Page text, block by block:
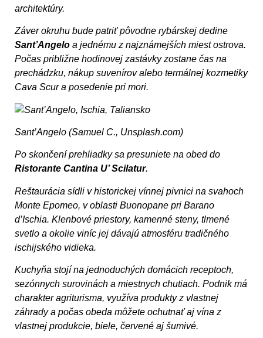
architektúry.
Záver okruhu bude patriť pôvodne rybárskej dedine
Sant’Angelo a jednému z najznámejších miest ostrova.
Počas približne hodinovej zastávky zostane čas na
prechádzku, nákup suvenírov alebo termálnej kozmetiky
Cava Scur a posedenie pri mori.
Sant’Angelo (Samuel C., Unsplash.com)
Po skončení prehliadky sa presuniete na obed do
Ristorante Cantina U’ Scilatur.
Reštaurácia sídli v historickej vínnej pivnici na svahoch
Monte Epomeo, v oblasti Buonopane pri Barano
d’Ischia. Klenbové priestory, kamenné steny, tlmené
svetlo a okolie viníc jej dávajú atmosféru tradičného
ischijského vidieka.
Kuchyňa stojí na jednoduchých domácich receptoch,
sezónnych surovinách a miestnych chutiach. Podnik má
charakter agriturisma, využíva produkty z vlastnej
záhrady a počas obeda môžete ochutnať aj vína z
vlastnej produkcie, biele, červené aj šumivé.